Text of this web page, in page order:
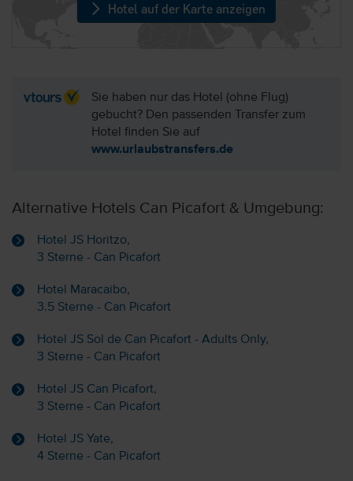
Hotel auf der Karte anzeigen
Sie haben nur das Hotel (ohne Flug)
gebucht? Den passenden Transfer zum
Hotel finden Sie auf
www.urlaubstransfers.de
Alternative Hotels Can Picafort & Umgebung:
Hotel JS Horitzo,
3 Sterne - Can Picafort
Hotel Maracaibo,
3.5 Sterne - Can Picafort
Hotel JS Sol de Can Picafort - Adults Only,
3 Sterne - Can Picafort
Hotel JS Can Picafort,
3 Sterne - Can Picafort
Hotel JS Yate,
4 Sterne - Can Picafort